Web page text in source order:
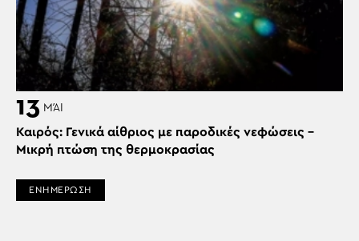
13 ΜΆΙ
Καιρός: Γενικά αίθριος με παροδικές νεφώσεις –
Μικρή πτώση της θερμοκρασίας
ΕΝΗΜΕΡΩΣΗ